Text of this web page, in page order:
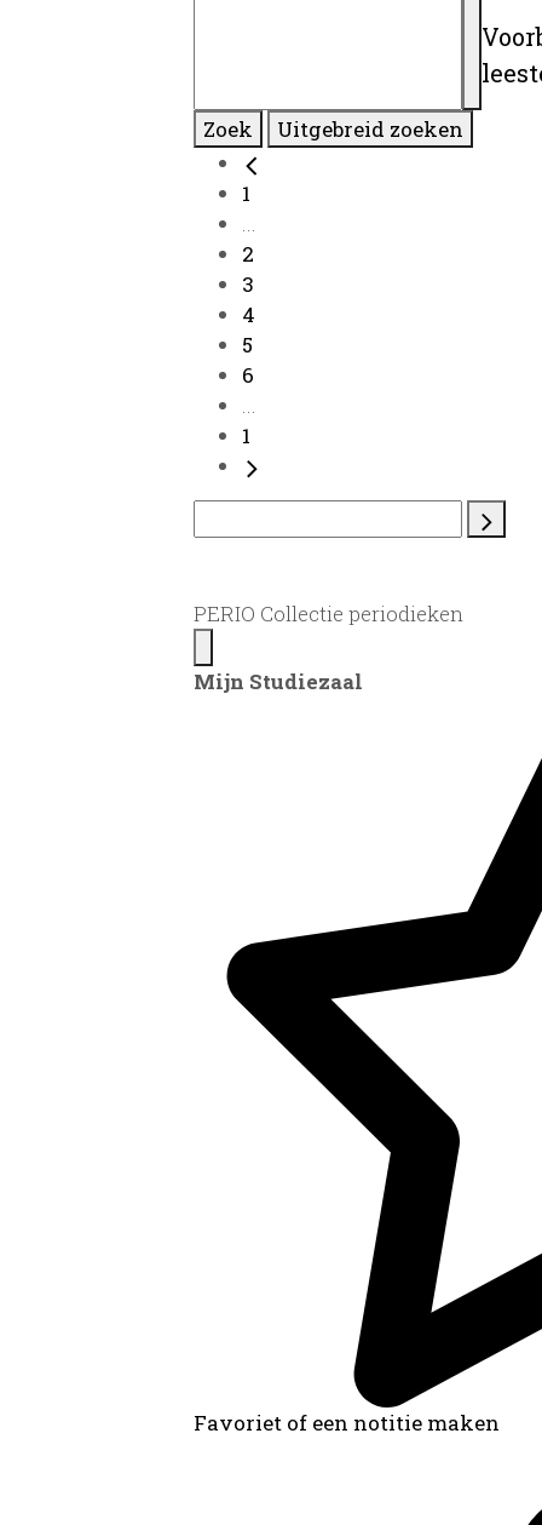
Zoek Uitgebreid zoeken
1
...
2
3
4
5
6
...
1
PERIO Collectie periodieken
Mijn Studiezaal
Favoriet of een notitie maken